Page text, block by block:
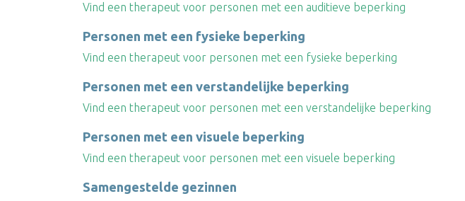
Vind een therapeut voor personen met een auditieve beperking
Personen met een fysieke beperking
Vind een therapeut voor personen met een fysieke beperking
Personen met een verstandelijke beperking
Vind een therapeut voor personen met een verstandelijke beperking
Personen met een visuele beperking
Vind een therapeut voor personen met een visuele beperking
Samengestelde gezinnen